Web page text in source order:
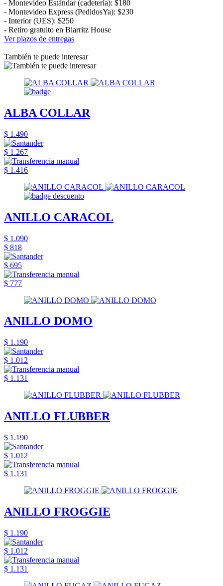
- Montevideo Estándar (cadetería): $180
- Montevideo Express (PedidosYa): $230
- Interior (UES): $250
- Retiro gratuito en Biarritz House
Ver plazos de entregas
También te puede interesar
ALBA COLLAR
$ 1.490
$ 1.267
$ 1.416
ANILLO CARACOL
$ 1.090
$ 818
$ 695
$ 777
ANILLO DOMO
$ 1.190
$ 1.012
$ 1.131
ANILLO FLUBBER
$ 1.190
$ 1.012
$ 1.131
ANILLO FROGGIE
$ 1.190
$ 1.012
$ 1.131